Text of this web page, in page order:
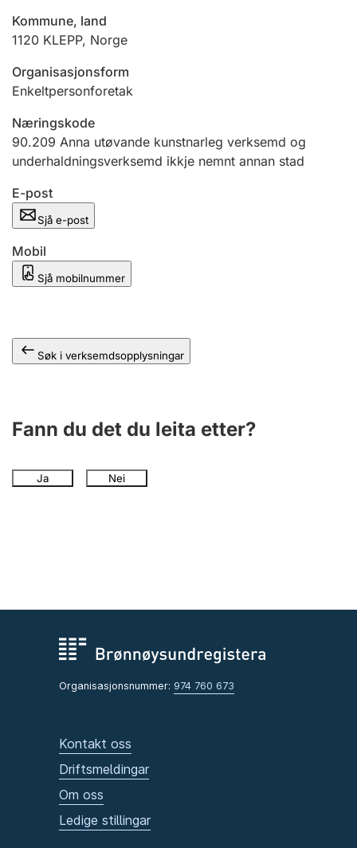
Ektepaktrettleiaren
Andre tema
Kommune, land
1120 KLEPP, Norge
Organisasjonsform
Enkeltpersonforetak
Næringskode
90.209 Anna utøvande kunstnarleg verksemd og
underhaldningsverksemd ikkje nemnt annan stad
E-post
Sjå e-post
Mobil
Sjå mobilnummer
Søk i verksemdsopplysningar
Fann du det du leita etter?
Ja Nei
Organisasjonsnummer: 974 760 673
Kontakt oss
Driftsmeldingar
Om oss
Ledige stillingar